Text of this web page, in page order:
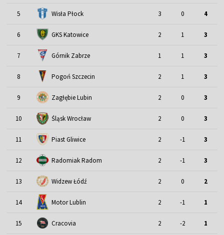
5 Wisła Płock 3 0 4
6 GKS Katowice 2 1 3
7 Górnik Zabrze 1 1 3
8 Pogoń Szczecin 2 1 3
9 Zagłębie Lubin 2 0 3
10 Śląsk Wrocław 2 0 3
11 Piast Gliwice 2 -1 3
12 Radomiak Radom 2 -1 3
13 Widzew Łódź 2 0 2
14 Motor Lublin 2 -1 1
15 Cracovia 2 -2 1